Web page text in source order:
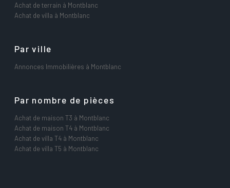
Achat de terrain à Montblanc
Achat de villa à Montblanc
Par ville
Annonces Immobilières à Montblanc
Par nombre de pièces
Achat de maison T3 à Montblanc
Achat de maison T4 à Montblanc
Achat de villa T4 à Montblanc
Achat de villa T5 à Montblanc